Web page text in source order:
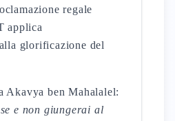
regale
applica
glorificazione del
Akavya ben Mahalalel:
e non giungerai al